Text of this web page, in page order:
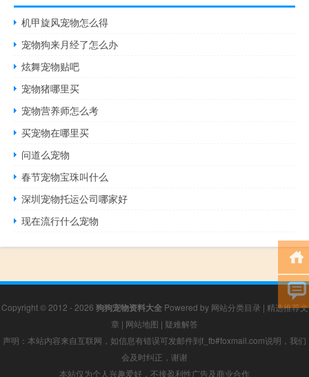
机甲旋风宠物怎么得
宠物狗来月经了怎么办
炫舞宠物贴吧
宠物猪哪里买
宠物营养师怎么考
买宠物在哪里买
问道么宠物
春节宠物宝珠叫什么
深圳宠物托运公司哪家好
现在流行什么宠物
Copyright © 2012 - 2026 狗狗宠物资料大全Powered by 网站分类目录 | 精选推荐文
章 | 网站地图 | 疑难解答
声明：本站内容来自互联网，如信息有错误可发邮件到f_fb#foxmail.com说明，我们
会及时纠正，谢谢
本站仅为个人兴趣爱好，不接盈利性广告及商业合作